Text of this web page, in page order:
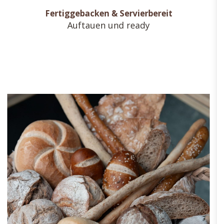
Fertiggebacken & Servierbereit
Auftauen und ready